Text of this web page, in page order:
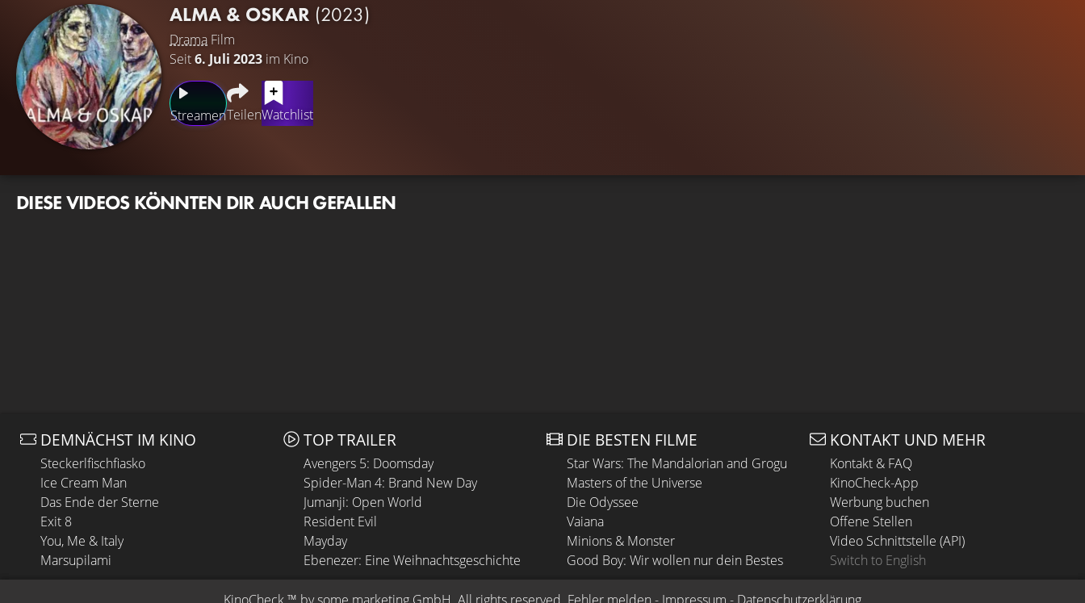
ALMA & OSKAR (2023)
Drama Film
Seit6. Juli 2023 im Kino
StreamenTeilenWatchlist
DIESE VIDEOS KÖNNTEN DIR AUCH GEFALLEN
DEMNÄCHST IM KINO
Steckerlfischfiasko
Ice Cream Man
Das Ende der Sterne
Exit 8
You, Me & Italy
Marsupilami
TOP TRAILER
Avengers 5: Doomsday
Spider-Man 4: Brand New Day
Jumanji: Open World
Resident Evil
Mayday
Ebenezer: Eine Weihnachtsgeschichte
DIE BESTEN FILME
Star Wars: The Mandalorian and Grogu
Masters of the Universe
Die Odyssee
Vaiana
Minions & Monster
Good Boy: Wir wollen nur dein Bestes
KONTAKT UND MEHR
Kontakt & FAQ
KinoCheck-App
Werbung buchen
Offene Stellen
Video Schnittstelle (API)
Switch to English